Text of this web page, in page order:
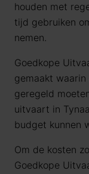
houden met
tijd gebruiken
nemen.
Goedkope
gemaakt
geregeld
uitvaart in
budget kunnen
Om de kosten
Goedkope